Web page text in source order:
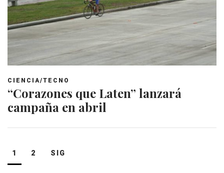
CIENCIA/TECNO
“Corazones que Laten” lanzará
campaña en abril
Navegación
de
1 2 SIG